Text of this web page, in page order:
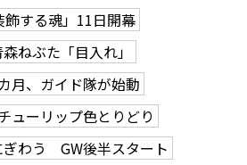
する魂」11日開幕
ねぶた「目入れ」
月、ガイド隊が始動
ーリップ色とりどり
わう GW後半スタート